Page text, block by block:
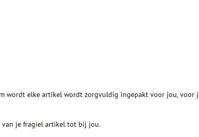
wordt elke artikel wordt zorgvuldig ingepakt voor jou, voor
van je fragiel artikel tot bij jou.